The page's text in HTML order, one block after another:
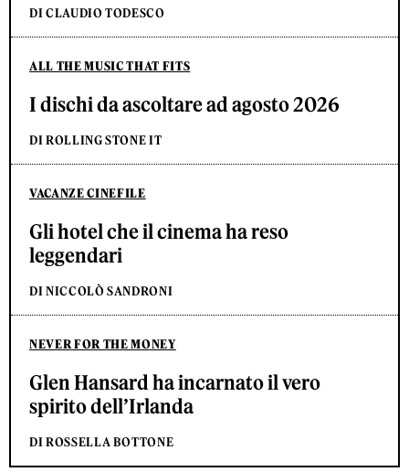
DI CLAUDIO TODESCO
ALL THE MUSIC THAT FITS
I dischi da ascoltare ad agosto 2026
DI ROLLING STONE IT
VACANZE CINEFILE
Gli hotel che il cinema ha reso
leggendari
DI NICCOLÒ SANDRONI
NEVER FOR THE MONEY
Glen Hansard ha incarnato il vero
spirito dell’Irlanda
DI ROSSELLA BOTTONE